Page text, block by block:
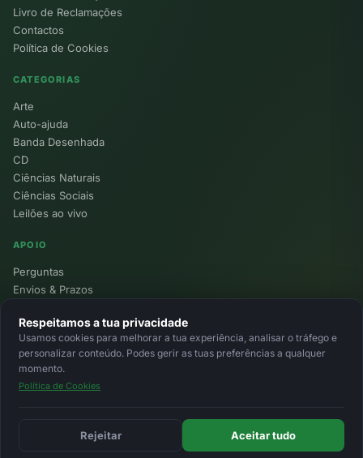
Livro de Reclamações
Contactos
Política de Cookies
CATEGORIAS
Arte
Auto-ajuda
Banda Desenhada
CD
Ciências Naturais
Ciências Sociais
Leilões ao vivo
APOIO
Perguntas
Envios & Prazos
Devoluções
Minha Conta
© 2026 Ecolivros. Todos os direitos reservados.
Respeitamos a tua privacidade
Usamos cookies para melhorar a tua experiência, analisar o tráfego e
personalizar conteúdo. Podes gerir as tuas preferências a qualquer
momento.
Política de Cookies
Rejeitar Aceitar tudo